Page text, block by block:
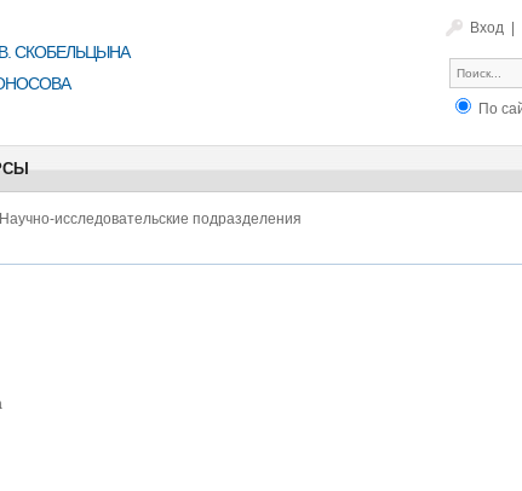
Вход
СКОБЕЛЬЦЫНА
По
Научно-исследовательские подразделения